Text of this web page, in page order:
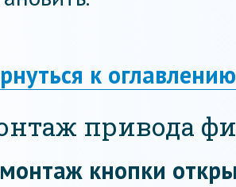
к оглавлению
привода
кнопки